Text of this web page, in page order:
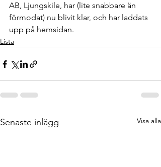
AB, Ljungskile, har (lite snabbare än
förmodat) nu blivit klar, och har laddats
upp på hemsidan.
Lista
Senaste inlägg Visa alla